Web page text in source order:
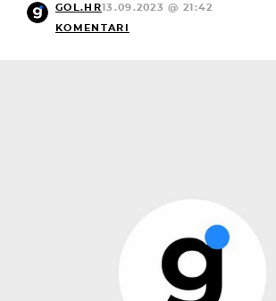
GOL.HR13.09.2023 @ 21:42
KOMENTARI